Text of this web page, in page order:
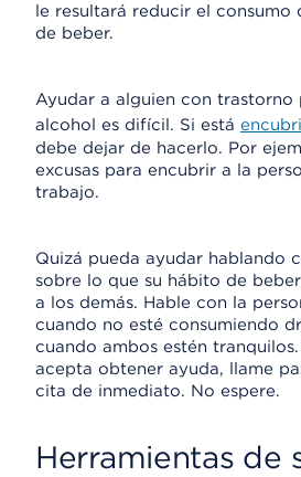
le resultará reducir el consumo
de beber.
Ayudar a alguien con trastorno
alcohol es difícil. Si está
debe dejar de hacerlo. Por
excusas para encubrir a la
trabajo.
Quizá pueda ayudar hablando
sobre lo que su hábito de
a los demás. Hable con la
cuando no esté consumiendo
cuando ambos estén
acepta obtener ayuda, llame
cita de inmediato. No espere.
Herramientas de